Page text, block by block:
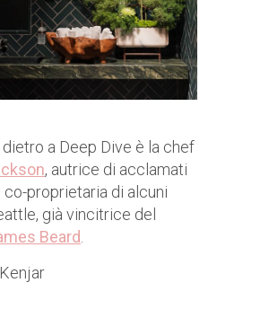
a Deep Dive è la chef
, autrice di acclamati
proprietaria di alcuni
già vincitrice del
Beard